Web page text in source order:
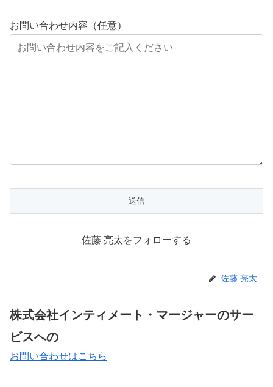
お問い合わせ内容（任意）
佐藤 亮太をフォローする
佐藤 亮太
株式会社インティメート・マージャーのサー
ビスへの
お問い合わせはこちら